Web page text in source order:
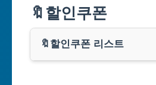
부산광역시
대구광역시
🔖할인쿠폰
🔖할인쿠폰 리스트